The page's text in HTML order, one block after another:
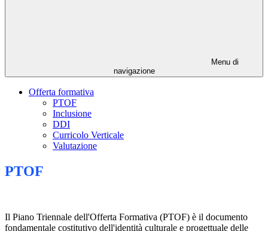
Menu di
navigazione
Offerta formativa
PTOF
Inclusione
DDI
Curricolo Verticale
Valutazione
PTOF
Il Piano Triennale dell'Offerta Formativa (PTOF) è il documento
fondamentale costitutivo dell'identità culturale e progettuale delle